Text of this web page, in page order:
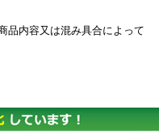
品内容又は混み具合によって